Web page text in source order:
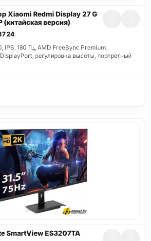
Xiaomi Redmi Display 27 G
(китайская версия)
IPS, 180 Гц, AMD FreeSync Premium,
регулировка высоты, портретный
SmartView ES3207TA